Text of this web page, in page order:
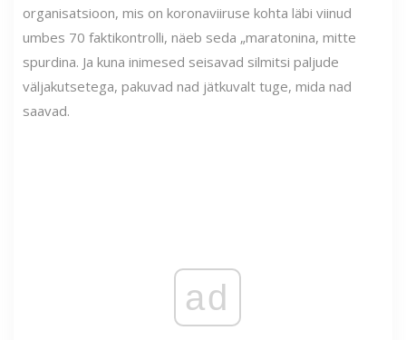
organisatsioon, mis on koronaviiruse kohta läbi viinud
umbes 70 faktikontrolli, näeb seda „maratonina, mitte
spurdina. Ja kuna inimesed seisavad silmitsi paljude
väljakutsetega, pakuvad nad jätkuvalt tuge, mida nad
saavad.
ad